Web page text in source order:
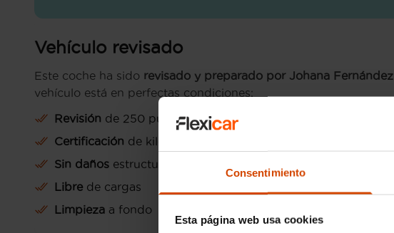
Consentimiento
Esta página web usa cookies
Vehículo revisado
Este coche ha sido revisado y preparado por Johana Fernández
vehículo está en perfectas condiciones:
Revisión de 250 puntos
Certificación de kilometraje
Sin daños estructurales
Libre de cargas
Limpieza a fondo